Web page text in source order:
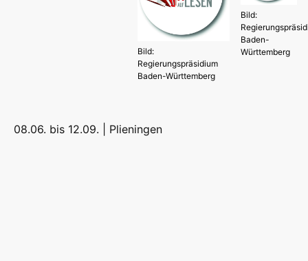
Bild:
Baden-
Württemberg
Bild:
Regierungspräsidium
Baden-Württemberg
08.06. bis 12.09. | Plieningen